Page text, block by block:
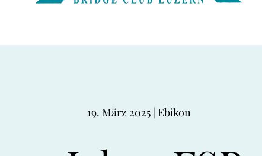
19. März 2025 | Ebikon